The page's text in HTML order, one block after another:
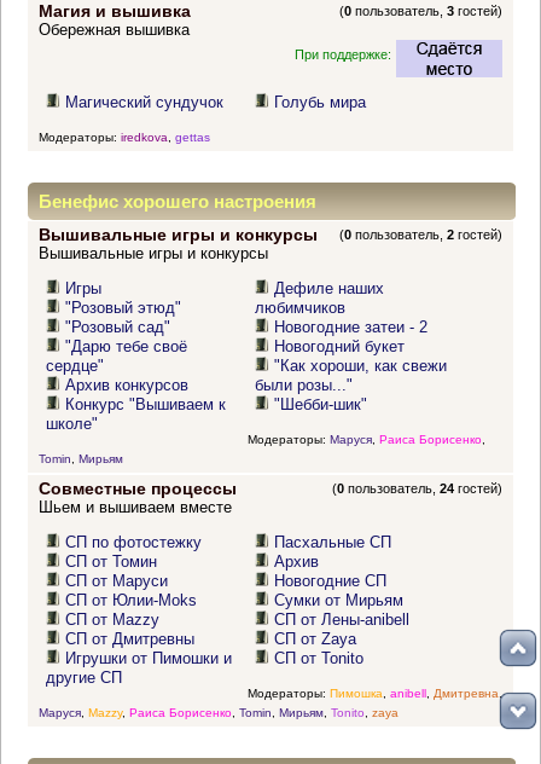
Магия и вышивка (0 пользователь,3 гостей)
Обережная вышивка
При поддержке:
Магический сундучок Голубь мира
Модераторы: iredkova gettas
Бенефис хорошего настроения
Вышивальные игры и конкурсы (0 пользователь,2 гостей)
Вышивальные игры и конкурсы
Игры
"Розовый этюд"
"Розовый сад"
"Дарю тебе своё
сердце"
Архив конкурсов
Конкурс "Вышиваем к
школе"
Дефиле наших
любимчиков
Новогодние затеи - 2
Новогодний букет
"Как хороши, как свежи
были розы..."
"Шебби-шик"
Модераторы: Маруся, Раиса Борисенко,
Tomin
Мирьям
Совместные процессы (0 пользователь,24 гостей)
Шьем и вышиваем вместе
СП по фотостежку
СП от Томин
СП от Маруси
СП от Юлии-Moks
СП от Mazzy
СП от Дмитревны
Игрушки от Пимошки и
другие СП
Пасхальные СП
Архив
Новогодние СП
Сумки от Мирьям
СП от Лены-anibell
СП от Zaya
СП от Tonito
Модераторы: Пимошка anibell, Дмитревна ,
Маруся, Mazzy, Раиса Борисенко, Tomin Мирьям, Tonito zaya